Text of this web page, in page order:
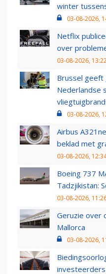
winter
03-08-2026,
Netflix
over
03-08-2026,
Brussel geeft
Nederlandse
03-08-2026,
Airbus
beklad met
03-08-2026,
Boeing 737
Tadzjikistan:
03-08-2026,
Geruzie over
Mallorca
03-08-2026,